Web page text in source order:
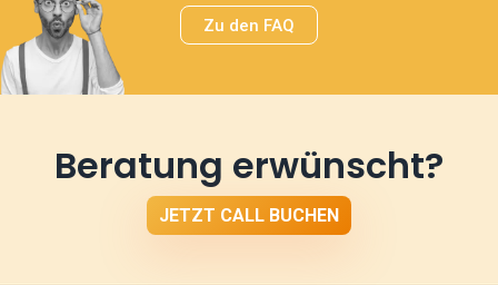
Zu den FAQ
Beratung erwünscht?
JETZT CALL BUCHEN